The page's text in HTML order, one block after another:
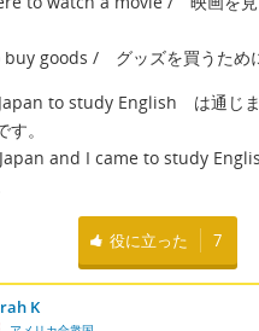
buy goods / グッズを買うため
to study English は通じ
す。
and I came to study
役に立った 7
K